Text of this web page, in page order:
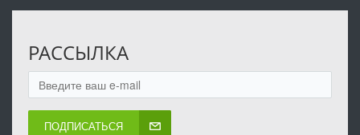
РАССЫЛКА
ПОДПИСАТЬСЯ